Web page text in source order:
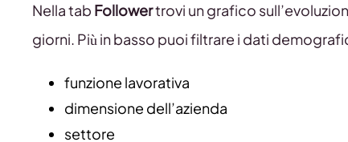
Nella tab Followertrovi un grafico
giorni. Più in basso puoi filtrare i dati
funzione lavorativa
dimensione dell’azienda
settore